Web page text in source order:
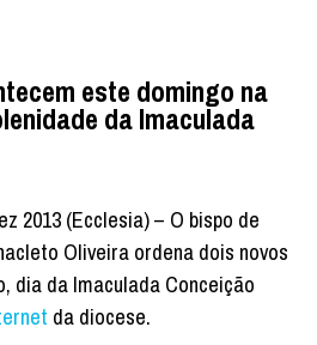
este domingo na
da Imaculada
2013 (Ecclesia) – O bispo de
Oliveira ordena dois novos
dia da Imaculada Conceição
da diocese.